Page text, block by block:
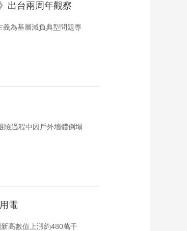
出台兩周年觀察
為基層減負典型問題專
險過程中因戶外墻體倒塌
電
高數值上漲約480萬千